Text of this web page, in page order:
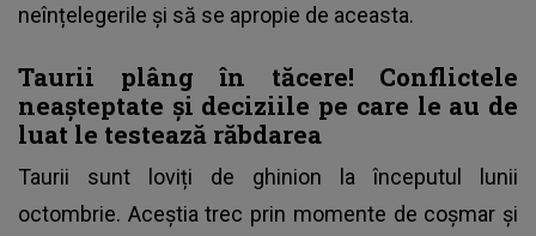
neînțelegerile și să se apropie de aceasta.
Taurii plâng în tăcere! Conflictele
neașteptate și deciziile pe care le au de
luat le testează răbdarea
Taurii sunt loviți de ghinion la începutul lunii
octombrie. Aceștia trec prin momente de coșmar și